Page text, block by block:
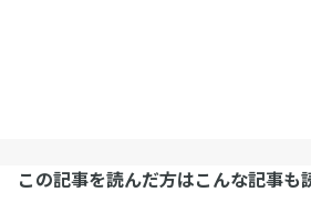
この記事を読んだ方はこんな記事も